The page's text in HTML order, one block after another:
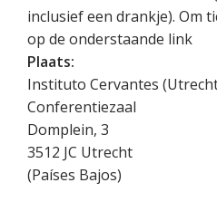
inclusief een drankje). Om
op de onderstaande link
Plaats:
Instituto Cervantes
Conferentiezaal
Domplein, 3
3512 JC Utrecht
(Países Bajos)